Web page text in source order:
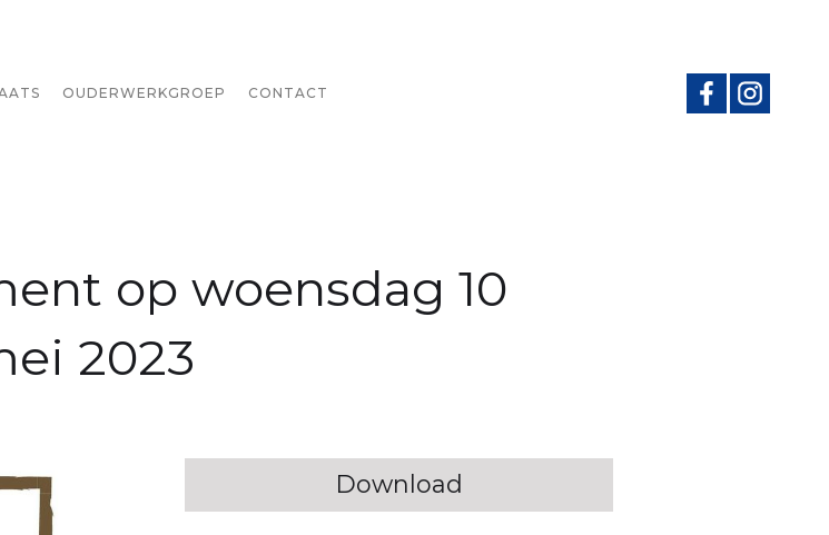
OUDERWERKGROEP CONTACT
op woensdag 10
2023
Download